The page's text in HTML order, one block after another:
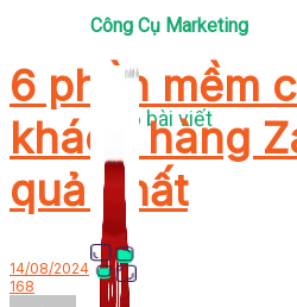
Công Cụ Marketing
1,066 bài viết
6 phần mềm
khách hàng
quả nhất
14/08/2024
168